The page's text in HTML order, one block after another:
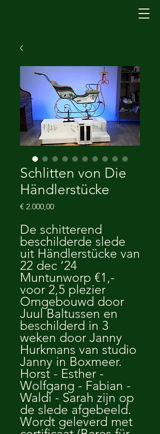
Schlitten von Die
Händlerstücke
€ 2.000,00Prijs
De schitterend
beschilderde slede
uit Händlerstücke van
22 dec ‘24
Muntunworp €1,-
voor 2,5 plezier
Omgebouwd door
Juul Baltussen en
beschilderd in 3
weken door Janny
Hurkmans van studio
Janny in Boxmeer.
Horst - Esther -
Wolfgang - Fabian -
Waldi - Sarah zijn op
de slede afgebeeld.
Wordt geleverd met